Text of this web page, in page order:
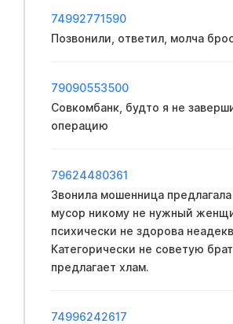
74992771590
Позвонили, ответил, молча
79090553500
Совкомбанк, будто я не
операцию
79624480361
Звонила мошенница
мусор никому не нужный
психически не здорова
Категорически не советую
предлагает хлам.
74996242617